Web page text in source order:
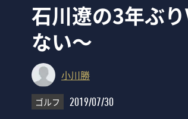
石川遼の3年ぶ
ない～
小川勝
ゴルフ 2019/07/30